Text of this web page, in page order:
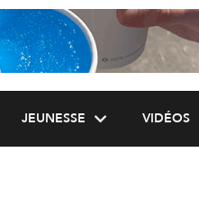
JEUNESSE VIDÉOS